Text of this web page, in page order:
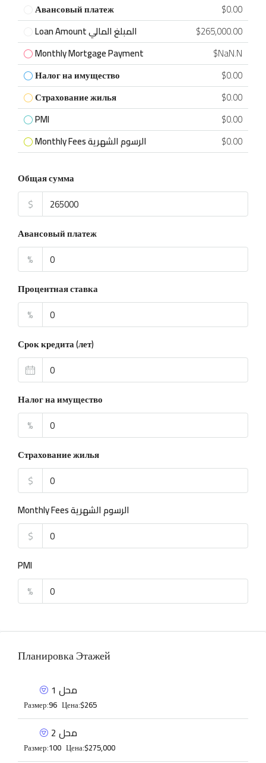
Авансовый платеж
$0.00
Loan Amount المبلغ المالي
$265,000.00
Monthly Mortgage Payment
$NaN.N
Налог на имущество
$0.00
Страхование жилья
$0.00
PMI
$0.00
Monthly Fees الرسوم الشهرية
$0.00
Общая сумма
$
Авансовый платеж
%
Процентная ставка
%
Срок кредита (лет)
Налог на имущество
%
Страхование жилья
$
Monthly Fees الرسوم الشهرية
$
PMI
%
Планировка Этажей
محل 1
Размер:96 Цена:$265
محل 2
Размер:100 Цена:$275,000